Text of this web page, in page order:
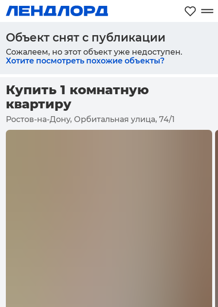
Объект снят с публикации
Сожалеем, но этот объект уже недоступен.
Хотите посмотреть похожие объекты?
Купить 1 комнатную
квартиру
Ростов-на-Дону, Орбитальная улица, 74/1